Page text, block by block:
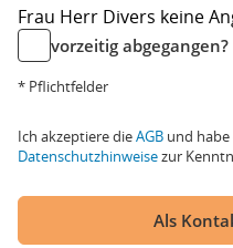
Frau Herr Divers keine
vorzeitig abgegangen?
* Pflichtfelder
Ich akzeptiere dieAGB und habe
Datenschutzhinweisezur
Als